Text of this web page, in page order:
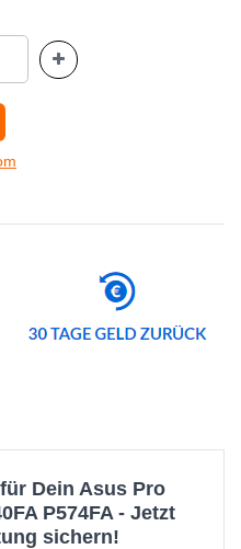
Dein Asus Pro
P574FA - Jetzt
sichern!